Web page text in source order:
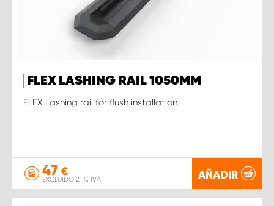
FLEX LASHING RAIL 1050MM
FLEX Lashing rail for flush installation.
47 €
EXCLUIDO 21 % IVA AÑADIR